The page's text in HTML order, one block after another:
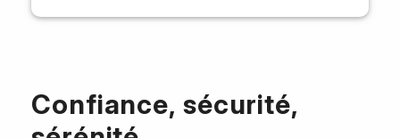
Confiance, sécurité,